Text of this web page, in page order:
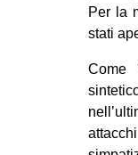
Per la
stati
Come